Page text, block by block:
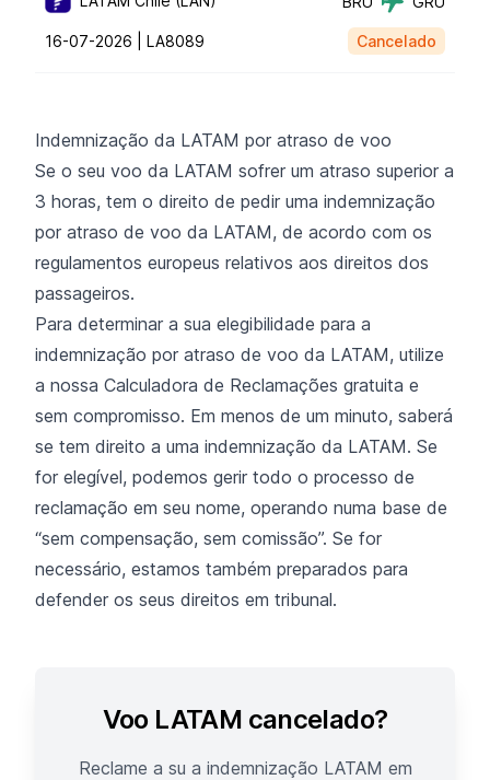
16-07-2026 | LA8089 Cancelado
Indemnização da LATAM por atraso de voo
Se o seu voo da LATAM sofrer um atraso superior a
3 horas, tem o direito de pedir uma indemnização
por atraso de voo da LATAM, de acordo com os
regulamentos europeus relativos aos direitos dos
passageiros.
Para determinar a sua elegibilidade para a
indemnização por atraso de voo da LATAM, utilize
a nossa Calculadora de Reclamações gratuita e
sem compromisso. Em menos de um minuto, saberá
se tem direito a uma indemnização da LATAM. Se
for elegível, podemos gerir todo o processo de
reclamação em seu nome, operando numa base de
“sem compensação, sem comissão”. Se for
necessário, estamos também preparados para
defender os seus direitos em tribunal.
Voo LATAM cancelado?
Reclame a su a indemnização LATAM em